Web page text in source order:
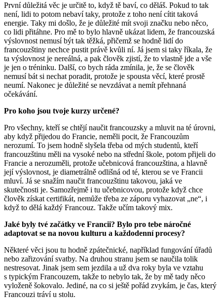
První důležitá věc je určitě to, když tě baví, co děláš. Pokud to tak
není, lidi to potom nebaví taky, protože z toho není cítit taková
energie. Taky mi došlo, že je důležité mít svoji značku nebo něco,
co lidi přitáhne. Pro mě to bylo hlavně ukázat lidem, že francouzská
výslovnost nemusí být tak těžká, přičemž se hodně lidí do
francouzštiny nechce pustit právě kvůli ní. Já jsem si taky říkala, že
ta výslovnost je nereálná, a pak člověk zjistí, že to vlastně jde a vše
je jen o tréninku. Další, co bych ráda zmínila, je, že se člověk
nemusí bát si nechat poradit, protože je spousta věcí, které prostě
neumí. Nakonec je důležité se nevzdávat a nemít přehnaná
očekávání.
Pro koho jsou tvoje kurzy určené?
Pro všechny, kteří se chtějí naučit francouzsky a mluvit na té úrovni,
aby když přijedou do Francie, neměli pocit, že Francouzům
nerozumí. To jsem hodně slyšela třeba od mých studentů, kteří
francouzštinu měli na vysoké nebo na střední škole, potom přijeli do
Francie a nerozuměli, protože učebnicová francouzština, a hlavně
její výslovnost, je diametrálně odlišná od té, kterou se ve Francii
mluví. Já se snažím naučit francouzštinu takovou, jaká ve
skutečnosti je. Samozřejmě i tu učebnicovou, protože když chce
člověk získat certifikát, nemůže třeba ze záporu vyhazovat „ne“, i
když to dělá každý Francouz. Takže učím takový mix.
Jaké byly tvé začátky ve Francii? Bylo pro tebe náročné
adaptovat se na novou kulturu a každodenní procesy?
Některé věci jsou tu hodně zpátečnické, například fungování úřadů
nebo zařizování svatby. Na druhou stranu jsem se naučila tolik
nestresovat. Jinak jsem sem jezdila a už dva roky byla ve vztahu
s typickým Francouzem, takže to nebylo tak, že by mě tady něco
vyloženě šokovalo. Jediné, na co si ještě pořád zvykám, je čas, který
Francouzi tráví u stolu.